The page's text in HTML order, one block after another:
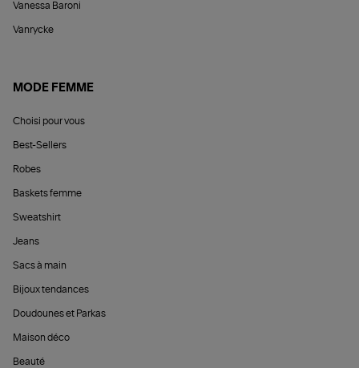
Vanessa Baroni
Vanrycke
MODE FEMME
Choisi pour vous
Best-Sellers
Robes
Baskets femme
Sweatshirt
Jeans
Sacs à main
Bijoux tendances
Doudounes et Parkas
Maison déco
Beauté